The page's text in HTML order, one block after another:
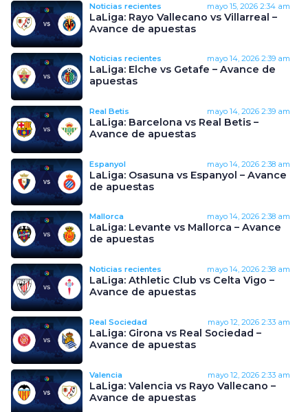
Noticias recientes mayo 15, 2026 2:34 am
LaLiga: Rayo Vallecano vs Villarreal –
Avance de apuestas
Noticias recientes mayo 14, 2026 2:39 am
LaLiga: Elche vs Getafe – Avance de
apuestas
Real Betis mayo 14, 2026 2:39 am
LaLiga: Barcelona vs Real Betis –
Avance de apuestas
Espanyol mayo 14, 2026 2:38 am
LaLiga: Osasuna vs Espanyol – Avance
de apuestas
Mallorca mayo 14, 2026 2:38 am
LaLiga: Levante vs Mallorca – Avance
de apuestas
Noticias recientes mayo 14, 2026 2:38 am
LaLiga: Athletic Club vs Celta Vigo –
Avance de apuestas
Real Sociedad mayo 12, 2026 2:33 am
LaLiga: Girona vs Real Sociedad –
Avance de apuestas
Valencia mayo 12, 2026 2:33 am
LaLiga: Valencia vs Rayo Vallecano –
Avance de apuestas